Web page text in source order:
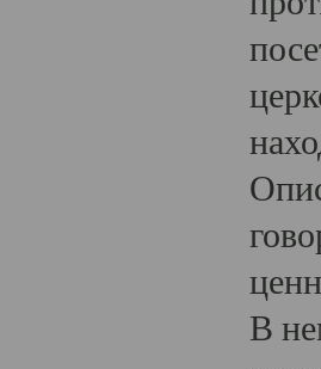
В